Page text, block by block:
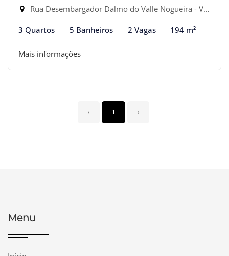
Rua Desembargador Dalmo do Valle Nogueira - Vila Andrade, São Paulo-SP
3 Quartos 5 Banheiros 2 Vagas 194 m²
Mais informações
‹ 1 ›
Menu